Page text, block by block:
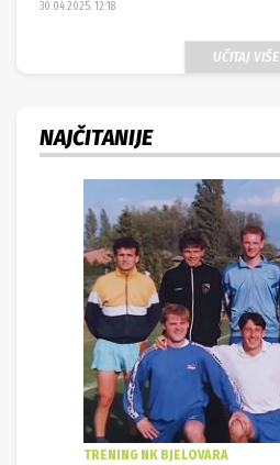
30.04.2025. 12:18
UČITAJ VIŠE
NAJČITANIJE
TRENING NK BJELOVARA